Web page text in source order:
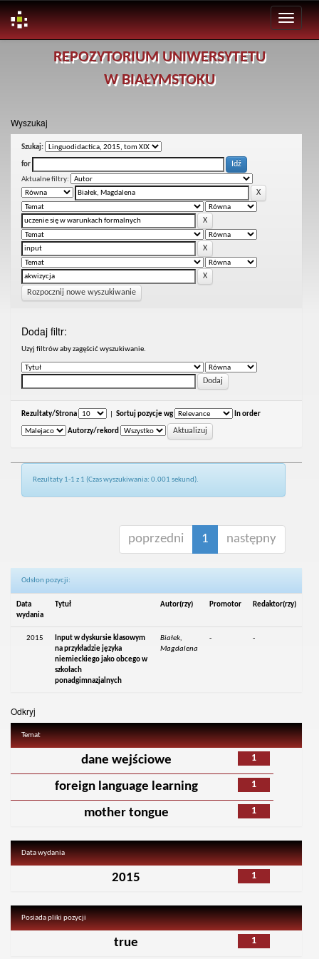
REPOZYTORIUM UNIWERSYTETU
W BIAŁYMSTOKU
Wyszukaj
Szukaj:
for
Aktualne filtry:
Rozpocznij nowe wyszukiwanie
Dodaj filtr:
Uzyj filtrów aby zagęścić wyszukiwanie.
Rezultaty/Strona Sortuj pozycje wg In order
Autorzy/rekord
Rezultaty 1-1 z 1 (Czas wyszukiwania: 0.001 sekund).
poprzedni 1 następny
Odsłon pozycji:
Data
wydania
Tytuł Autor(rzy) Promotor Redaktor(rzy)
2015
Input w dyskursie klasowym
na przykładzie języka
niemieckiego jako obcego w
szkołach
ponadgimnazjalnych
Białek,
Magdalena
- -
Odkryj
Temat
1
dane wejściowe
1
foreign language learning
1
mother tongue
Data wydania
1
2015
Posiada pliki pozycji
1
true